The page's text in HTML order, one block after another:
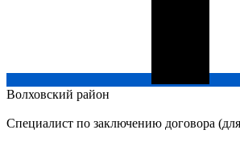
Волховский район
Специалист по заключению договора